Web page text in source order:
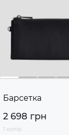
Барсетка
2 698 грн
1 колір